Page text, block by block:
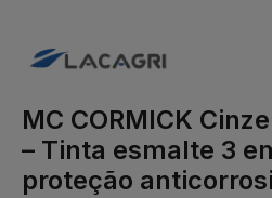
MC CORMICK
– Tinta esmalte 3
proteção